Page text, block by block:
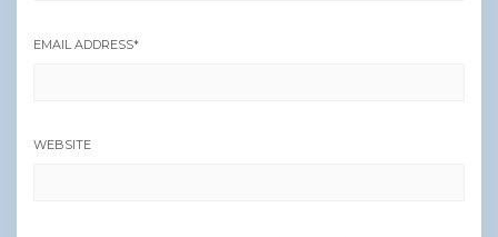
EMAIL ADDRESS*
WEBSITE